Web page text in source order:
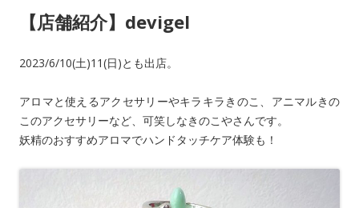
【店舗紹介】devigel
2023/6/10(土)11(日)とも出店。
アロマと使えるアクセサリーやキラキラきのこ、アニマルきの
このアクセサリーなど、可笑しなきのこやさんです。
妖精のおすすめアロマでハンドタッチケア体験も！